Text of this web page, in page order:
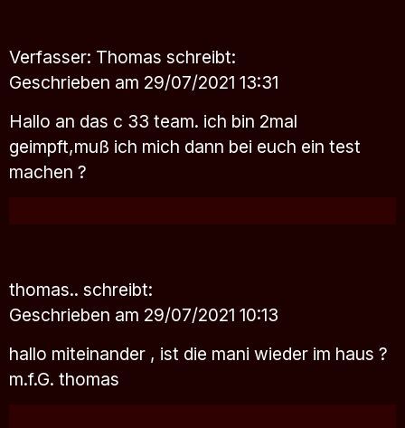
Verfasser: Thomas schreibt:
Geschrieben am 29/07/2021 13:31
Hallo an das c 33 team. ich bin 2mal
geimpft,muß ich mich dann bei euch ein test
machen ?
thomas.. schreibt:
Geschrieben am 29/07/2021 10:13
hallo miteinander , ist die mani wieder im haus ?
m.f.G. thomas